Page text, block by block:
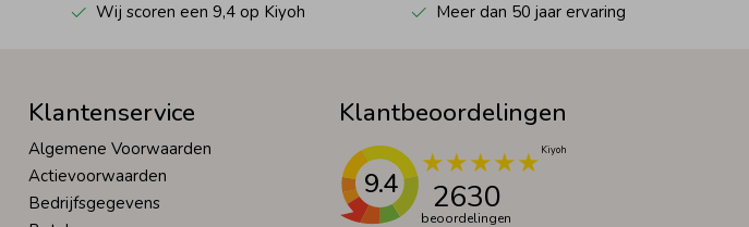
Wij scoren een 9,4 op Kiyoh Meer dan 50 jaar ervaring
Klantenservice
Algemene Voorwaarden
Actievoorwaarden
Bedrijfsgegevens
Klantbeoordelingen
9.4 2630
beoordelingen